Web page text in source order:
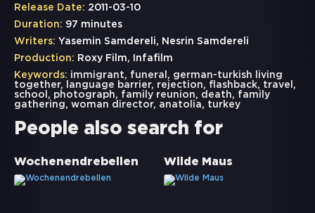
Release Date: 2011-03-10
Duration: 97 minutes
Writers: Yasemin Samdereli, Nesrin Samdereli
Production: Roxy Film, Infafilm
Keywords:
immigrant, funeral , german-turkish living
together, language barrier, rejection, flashback, travel ,
school , photograph, family reunion, death, family
gathering , woman director, anatolia, turkey
People also search for
Wochenendrebellen Wilde Maus